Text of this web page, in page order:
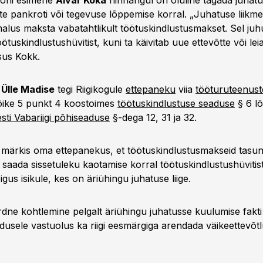
pankroti või tegevuse lõppemise korral. „Juhatuse
maksta vabatahtlikult töötuskindlustusmakset. Sel
kuni ta käivitab uue ettevõtte või
Kokk.
Ülle Madise tegi Riigikogule ettepaneku viia
5 punkt 4 koostoimes töötuskindlustuse seaduse § 6
Vabariigi põhiseaduse §-dega 12, 31 ja 32.
oma ettepanekus, et töötuskindlustusmakseid
sissetuleku kaotamise korral
isikule, kes on äriühingu juhatuse liige.
kohtlemine pelgalt äriühingu juhatusse kuulumise
vastuolus ka riigi eesmärgiga arendada